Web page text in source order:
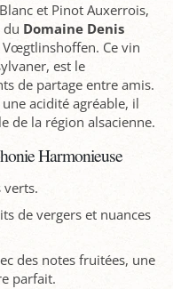
et Pinot Auxerrois,
du Domaine Denis
Ce vin
est le
de partage entre amis.
acidité agréable, il
de la région alsacienne.
Harmonieuse
verts.
de vergers et nuances
des notes fruitées, une
parfait.